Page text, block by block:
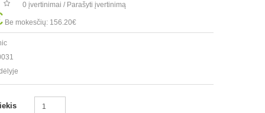
0 įvertinimai / Parašyti įvertinimą
Be mokesčių: 156.20€